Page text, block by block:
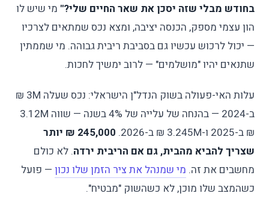
בחודש מבלי שזה יסכן את שאר החיים שלי?" מי שיש לו
הון עצמי מספק, הכנסה יציבה, ומצא נכס שמתאים לצרכיו
— יכול לרכוש עכשיו גם בסביבת ריבית גבוהה. מי שממתין
שתנאים יהיו "מושלמים" — לרוב ימשיך לחכות.
עלות האי-פעולה בשוק הנדל"ן הישראלי: נכס שעלה 3M ₪
ב-2024 — בהנחה של עלייה של 4% בשנה — שווה 3.12M
₪ ב-2025 ו-3.245M ₪ ב-2026.
245,000 ₪ יותר
שצריך להביא מהבית, גם אם הריבית ירדה. לא כולם
מחשבים את זה. מי שמנהל את ציר הזמן שלו נכון — פועל
כשהמצב שלו מוכן, לא כשהשוק "מבטיח".